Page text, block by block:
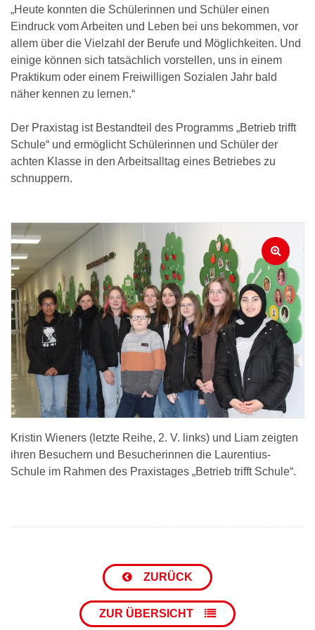
„Heute konnten die Schülerinnen und Schüler einen
Eindruck vom Arbeiten und Leben bei uns bekommen, vor
allem über die Vielzahl der Berufe und Möglichkeiten. Und
einige können sich tatsächlich vorstellen, uns in einem
Praktikum oder einem Freiwilligen Sozialen Jahr bald
näher kennen zu lernen.“
Der Praxistag ist Bestandteil des Programms „Betrieb trifft
Schule“ und ermöglicht Schülerinnen und Schüler der
achten Klasse in den Arbeitsalltag eines Betriebes zu
schnuppern.
Kristin Wieners (letzte Reihe, 2. V. links) und Liam zeigten
ihren Besuchern und Besucherinnen die Laurentius-
Schule im Rahmen des Praxistages „Betrieb trifft Schule“.
ZURÜCK
ZUR ÜBERSICHT